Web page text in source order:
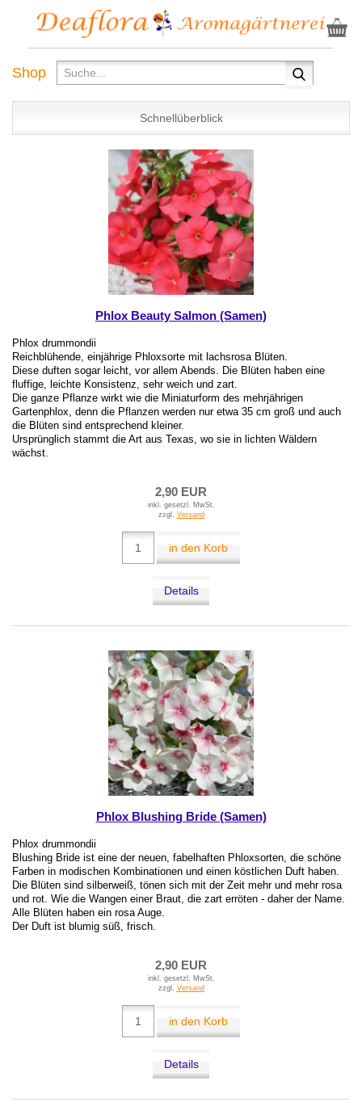
Shop
Schnellüberblick
Phlox Beauty Salmon (Samen)
Phlox drummondii
Reichblühende, einjährige Phloxsorte mit lachsrosa Blüten.
Diese duften sogar leicht, vor allem Abends. Die Blüten haben eine
fluffige, leichte Konsistenz, sehr weich und zart.
Die ganze Pflanze wirkt wie die Miniaturform des mehrjährigen
Gartenphlox, denn die Pflanzen werden nur etwa 35 cm groß und auch
die Blüten sind entsprechend kleiner.
Ursprünglich stammt die Art aus Texas, wo sie in lichten Wäldern
wächst.
2,90 EUR
inkl. gesetzl. MwSt.
zzgl. Versand
in den Korb
Details
Phlox Blushing Bride (Samen)
Phlox drummondii
Blushing Bride ist eine der neuen, fabelhaften Phloxsorten, die schöne
Farben in modischen Kombinationen und einen köstlichen Duft haben.
Die Blüten sind silberweiß, tönen sich mit der Zeit mehr und mehr rosa
und rot. Wie die Wangen einer Braut, die zart erröten - daher der Name.
Alle Blüten haben ein rosa Auge.
Der Duft ist blumig süß, frisch.
2,90 EUR
inkl. gesetzl. MwSt.
zzgl. Versand
in den Korb
Details